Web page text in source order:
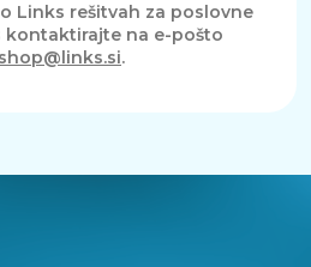
Links rešitvah za poslovne
kontaktirajte na e-pošto
.